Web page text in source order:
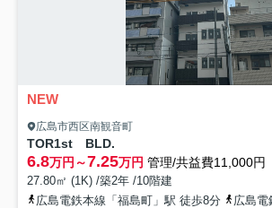
NEW
広島市西区南観音町
TOR1st BLD.
6.8万円～7.25万円 管理/共益費11,000円
27.80㎡ (1K) /築2年 /10階建
広島電鉄本線「福島町」駅 徒歩8分
広島電鉄